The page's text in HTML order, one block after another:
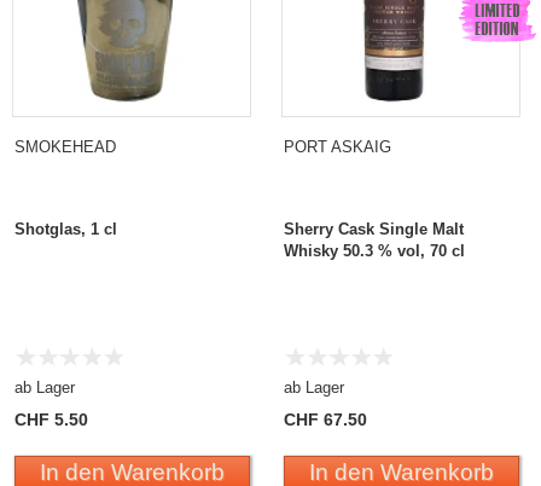
SMOKEHEAD
Shotglas, 1 cl
ab Lager
CHF 5.50
In den Warenkorb
PORT ASKAIG
Sherry Cask Single Malt
Whisky 50.3 % vol, 70 cl
ab Lager
CHF 67.50
In den Warenkorb